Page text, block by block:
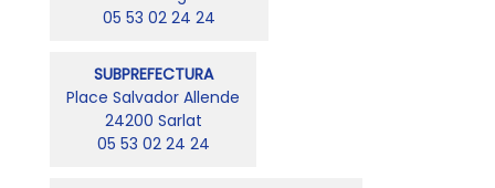
05 53 02 24 24
SUBPREFECTURA
Place Salvador Allende
24200 Sarlat
05 53 02 24 24